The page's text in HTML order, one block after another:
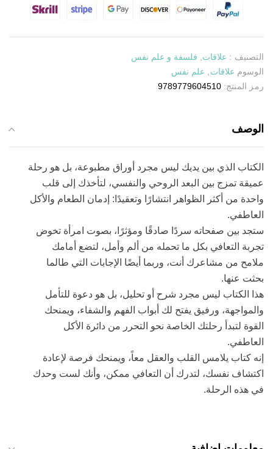
التصنيف : علاقات
فلسفة و علم نفس
الوسوم علاقات
علم نفس
رمز المنتج: 9789779604510
الوصف
الكتاب الذي بين يديك ليس مجرد أوراق مطبوعة، بل هو رحلة
عميقة تمزج بين البعد الروحي والنفسي، لتأخذك إلى قلب
واحدة من أكثر الظواهر انتشارًا وتعقيدًا: إدمان الطعام والأكل
العاطفي.
ستجد بين صفحاته سردًا صادقًا ومؤثرًا، بصوت امرأة تخوض
تجربة التعافي بكل ما تحمله من ألم وأمل، لتضع أمامك
ملامح من مشاعرك أنت، وربما أيضًا الإجابات التي طالما
بحثت عنها.
هذا الكتاب ليس مجرد شرح أو تحليل، بل هو دعوة للتأمل
والمواجهة، ورفيق يفتح لك أبواب الفهم والشفاء، ويمنحك
القوة لتبدأ رحلتك الخاصة نحو التحرر من دائرة الأكل
العاطفي.
إنه كتاب يلامس القلب والعقل معاً، ويمنحك فرصة لإعادة
اكتشاف نفسك، لتدرك أن التعافي ممكن، وأنك لست وحدك
في هذه الرحلة.